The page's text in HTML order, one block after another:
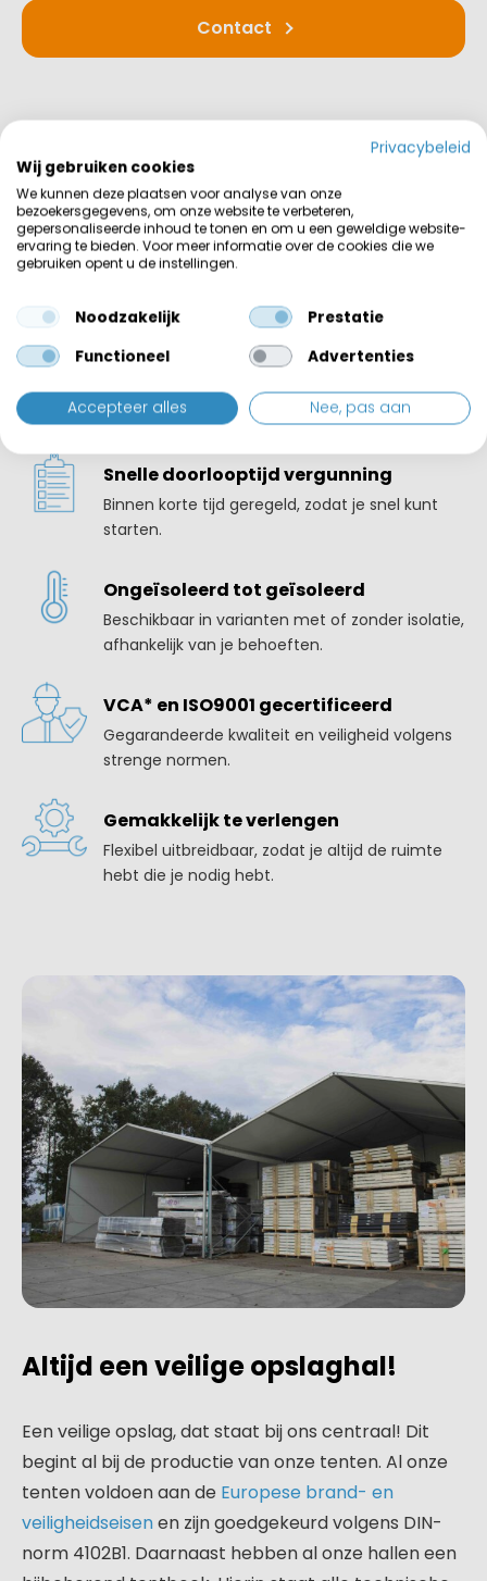
Contact
De voordelen van een opslaghal
Weersbestendig
Bestand tegen alle weersomstandigheden,
Brandwerend
Extra veiligheid dankzij materialen die voldoen
aan brandwerende normen.
Snelle doorlooptijd vergunning
Binnen korte tijd geregeld, zodat je snel kunt
starten.
Ongeïsoleerd tot geïsoleerd
Beschikbaar in varianten met of zonder isolatie,
afhankelijk van je behoeften.
VCA* en ISO9001 gecertificeerd
Gegarandeerde kwaliteit en veiligheid volgens
strenge normen.
Gemakkelijk te verlengen
Flexibel uitbreidbaar, zodat je altijd de ruimte
hebt die je nodig hebt.
Altijd een veilige opslaghal!
Een veilige opslag, dat staat bij ons centraal! Dit
begint al bij de productie van onze tenten. Al onze
tenten voldoen aan de Europese brand- en
veiligheidseisenen zijn goedgekeurd volgens DIN-
norm 4102B1. Daarnaast hebben al onze hallen een
Privacybeleid
Wij gebruiken cookies
We kunnen deze plaatsen voor analyse van onze
bezoekersgegevens, om onze website te verbeteren,
gepersonaliseerde inhoud te tonen en om u een geweldige website-
ervaring te bieden. Voor meer informatie over de cookies die we
gebruiken opent u de instellingen.
Noodzakelijk
Prestatie
Functioneel
Advertenties
Accepteer alles Nee, pas aan